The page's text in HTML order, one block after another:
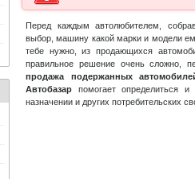
Перед каждым автолюбителем,
выбор, машину какой марки и модели
тебе нужно, из продающихся
правильное решение очень сложно,
продажа подержанных
Автобазар помогает определиться
назначении и других потребительских